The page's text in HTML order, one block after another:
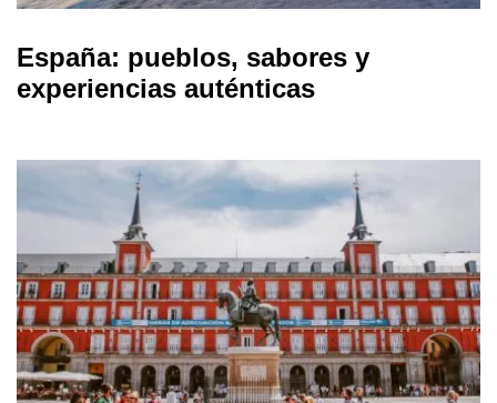
España: pueblos, sabores y
experiencias auténticas